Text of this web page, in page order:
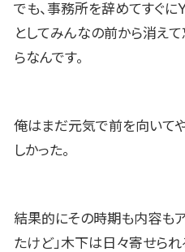
でも、事務所を辞めてすぐ
としてみんなの前から消え
らなんです。
俺はまだ元気で前を向いて
しかった。
結果的にその時期も内容も
たけど」木下は日々寄せら